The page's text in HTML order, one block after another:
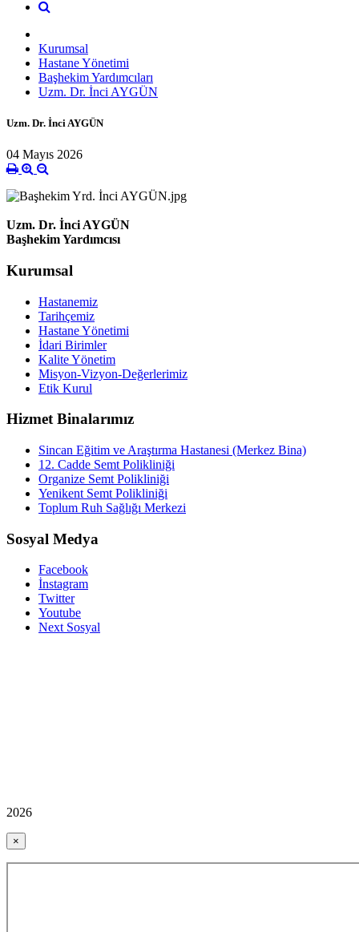
Kurumsal
Hastane Yönetimi
Başhekim Yardımcıları
Uzm. Dr. İnci AYGÜN
Uzm. Dr. İnci AYGÜN
04 Mayıs 2026
Uzm. Dr. İnci AYGÜN
Başhekim Yardımcısı
Kurumsal
Hastanemiz
Tarihçemiz
Hastane Yönetimi
İdari Birimler
Kalite Yönetim
Misyon-Vizyon-Değerlerimiz
Etik Kurul
Hizmet Binalarımız
Sincan Eğitim ve Araştırma Hastanesi (Merkez Bina)
12. Cadde Semt Polikliniği
Organize Semt Polikliniği
Yenikent Semt Polikliniği
Toplum Ruh Sağlığı Merkezi
Sosyal Medya
Facebook
İnstagram
Twitter
Youtube
Next Sosyal
2026
×